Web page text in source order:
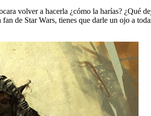
volver a hacerla ¿cómo la harías? ¿Qué
de Star Wars, tienes que darle un ojo a